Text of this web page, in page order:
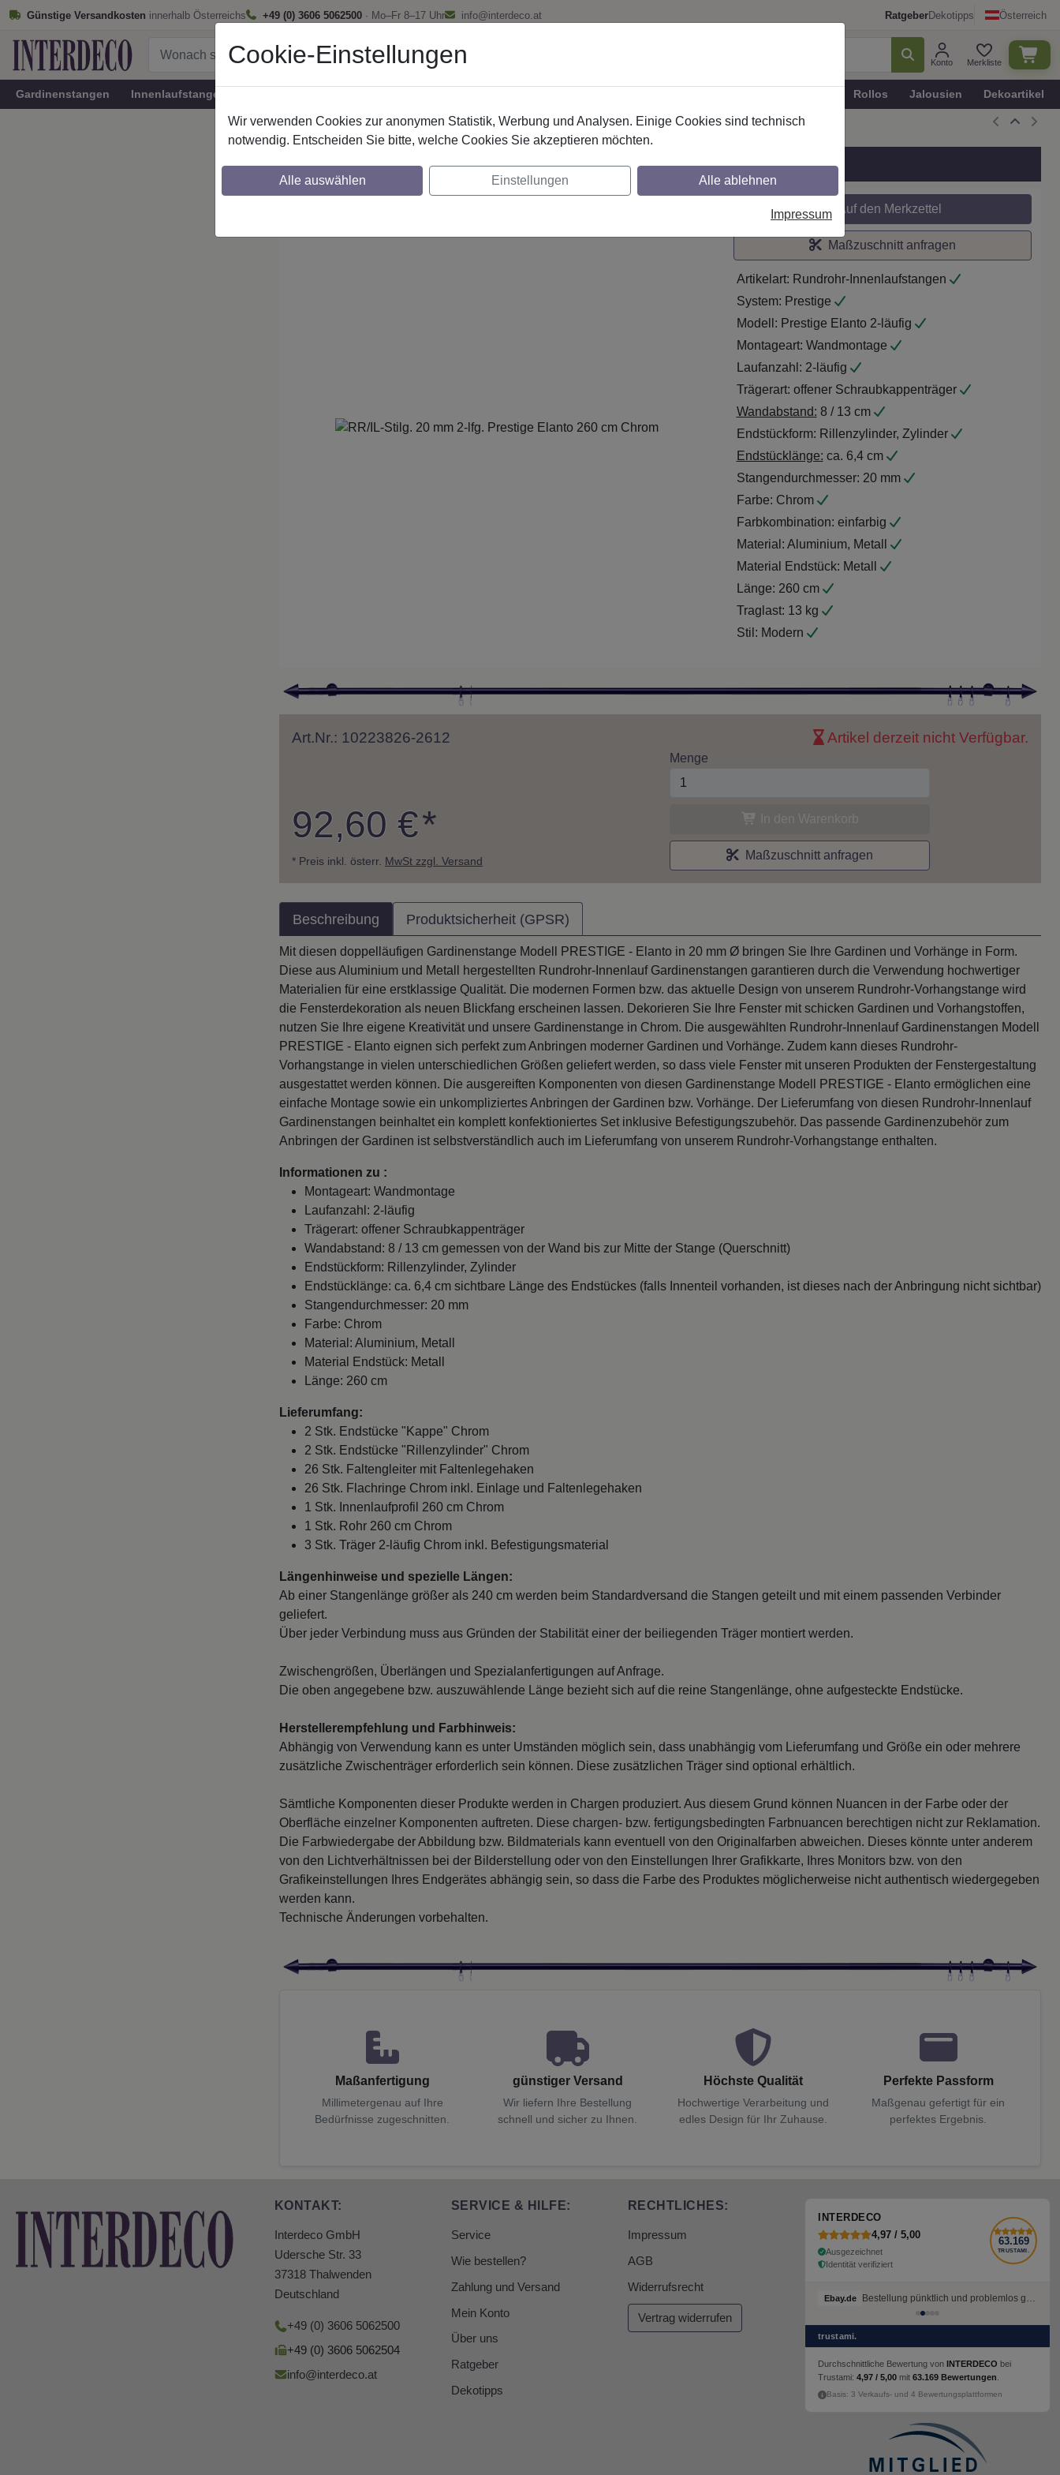
Günstige Versandkosten innerhalb Österreichs +49 (0) 3606 5062500 · Mo–Fr 8–17 Uhr info@interdeco.at RatgeberDekotipps Österreich
Konto Merkliste
Gardinenstangen Innenlaufstangen Rollos Jalousien Dekoartikel
RR/IL-Stilg. 20 mm 2-lfg. Prestige Elanto 260 cm Chrom
Maßzuschnitt möglich
Auf den Merkzettel
Maßzuschnitt anfragen
Artikelart: Rundrohr-Innenlaufstangen
System: Prestige
Modell: Prestige Elanto 2-läufig
Montageart: Wandmontage
Laufanzahl: 2-läufig
Trägerart: offener Schraubkappenträger
Wandabstand: 8 / 13 cm
Endstückform: Rillenzylinder, Zylinder
Endstücklänge: ca. 6,4 cm
Stangendurchmesser: 20 mm
Farbe: Chrom
Farbkombination: einfarbig
Material: Aluminium, Metall
Material Endstück: Metall
Länge: 260 cm
Traglast: 13 kg
Stil: Modern
Art.Nr.: 10223826-2612 Artikel derzeit nicht Verfügbar.
92,60 €*
* Preis inkl. österr. MwSt zzgl. Versand
Menge
Maßzuschnitt anfragen
Beschreibung Produktsicherheit (GPSR)
Mit diesen doppelläufigen Gardinenstange Modell PRESTIGE - Elanto in 20 mm Ø bringen Sie Ihre Gardinen und Vorhänge in Form.
Diese aus Aluminium und Metall hergestellten Rundrohr-Innenlauf Gardinenstangen garantieren durch die Verwendung hochwertiger
Materialien für eine erstklassige Qualität. Die modernen Formen bzw. das aktuelle Design von unserem Rundrohr-Vorhangstange wird
die Fensterdekoration als neuen Blickfang erscheinen lassen. Dekorieren Sie Ihre Fenster mit schicken Gardinen und Vorhangstoffen,
nutzen Sie Ihre eigene Kreativität und unsere Gardinenstange in Chrom. Die ausgewählten Rundrohr-Innenlauf Gardinenstangen Modell
PRESTIGE - Elanto eignen sich perfekt zum Anbringen moderner Gardinen und Vorhänge. Zudem kann dieses Rundrohr-
Vorhangstange in vielen unterschiedlichen Größen geliefert werden, so dass viele Fenster mit unseren Produkten der Fenstergestaltung
ausgestattet werden können. Die ausgereiften Komponenten von diesen Gardinenstange Modell PRESTIGE - Elanto ermöglichen eine
einfache Montage sowie ein unkompliziertes Anbringen der Gardinen bzw. Vorhänge. Der Lieferumfang von diesen Rundrohr-Innenlauf
Gardinenstangen beinhaltet ein komplett konfektioniertes Set inklusive Befestigungszubehör. Das passende Gardinenzubehör zum
Anbringen der Gardinen ist selbstverständlich auch im Lieferumfang von unserem Rundrohr-Vorhangstange enthalten.
Informationen zu :
Montageart: Wandmontage
Laufanzahl: 2-läufig
Trägerart: offener Schraubkappenträger
Wandabstand: 8 / 13 cm gemessen von der Wand bis zur Mitte der Stange (Querschnitt)
Endstückform: Rillenzylinder, Zylinder
Endstücklänge: ca. 6,4 cm sichtbare Länge des Endstückes (falls Innenteil vorhanden, ist dieses nach der Anbringung nicht sichtbar)
Stangendurchmesser: 20 mm
Farbe: Chrom
Material: Aluminium, Metall
Material Endstück: Metall
Länge: 260 cm
Lieferumfang:
2 Stk. Endstücke "Kappe" Chrom
2 Stk. Endstücke "Rillenzylinder" Chrom
26 Stk. Faltengleiter mit Faltenlegehaken
26 Stk. Flachringe Chrom inkl. Einlage und Faltenlegehaken
1 Stk. Innenlaufprofil 260 cm Chrom
1 Stk. Rohr 260 cm Chrom
3 Stk. Träger 2-läufig Chrom inkl. Befestigungsmaterial
Längenhinweise und spezielle Längen:
Ab einer Stangenlänge größer als 240 cm werden beim Standardversand die Stangen geteilt und mit einem passenden Verbinder
geliefert.
Über jeder Verbindung muss aus Gründen der Stabilität einer der beiliegenden Träger montiert werden.
Zwischengrößen, Überlängen und Spezialanfertigungen auf Anfrage.
Die oben angegebene bzw. auszuwählende Länge bezieht sich auf die reine Stangenlänge, ohne aufgesteckte Endstücke.
Herstellerempfehlung und Farbhinweis:
Abhängig von Verwendung kann es unter Umständen möglich sein, dass unabhängig vom Lieferumfang und Größe ein oder mehrere
zusätzliche Zwischenträger erforderlich sein können. Diese zusätzlichen Träger sind optional erhältlich.
Sämtliche Komponenten dieser Produkte werden in Chargen produziert. Aus diesem Grund können Nuancen in der Farbe oder der
Oberfläche einzelner Komponenten auftreten. Diese chargen- bzw. fertigungsbedingten Farbnuancen berechtigen nicht zur Reklamation.
Die Farbwiedergabe der Abbildung bzw. Bildmaterials kann eventuell von den Originalfarben abweichen. Dieses könnte unter anderem
von den Lichtverhältnissen bei der Bilderstellung oder von den Einstellungen Ihrer Grafikkarte, Ihres Monitors bzw. von den
Grafikeinstellungen Ihres Endgerätes abhängig sein, so dass die Farbe des Produktes möglicherweise nicht authentisch wiedergegeben
werden kann.
Technische Änderungen vorbehalten.
Maßanfertigung
Millimetergenau auf Ihre
Bedürfnisse zugeschnitten.
günstiger Versand
Wir liefern Ihre Bestellung
schnell und sicher zu Ihnen.
Höchste Qualität
Hochwertige Verarbeitung und
edles Design für Ihr Zuhause.
Perfekte Passform
Maßgenau gefertigt für ein
perfektes Ergebnis.
KONTAKT:
Interdeco GmbH
Udersche Str. 33
37318 Thalwenden
Deutschland
+49 (0) 3606 5062500
+49 (0) 3606 5062504
info@interdeco.at
SERVICE & HILFE:
Service
Wie bestellen?
Zahlung und Versand
Mein Konto
Über uns
Ratgeber
Dekotipps
RECHTLICHES:
Impressum
AGB
Widerrufsrecht
Vertrag widerrufen
INTERDECO
4,97 / 5,00
Ausgezeichnet
Identität verifiziert
63.169
TRUSTAMI.
Ebay.de Bestellung pünktlich und problemlos geliefert
Ebay.de Bestellung pünktlich und problemlos geliefert
trustami.
Durchschnittliche Bewertung von INTERDECO bei
Trustami: 4,97 / 5,00 mit 63.169 Bewertungen
Basis: 3 Verkaufs- und 4 Bewertungsplattformen
Cookie-Einstellungen
Wir verwenden Cookies zur anonymen Statistik, Werbung und Analysen. Einige Cookies sind technisch
notwendig. Entscheiden Sie bitte, welche Cookies Sie akzeptieren möchten.
Alle auswählen Einstellungen Alle ablehnen
Impressum